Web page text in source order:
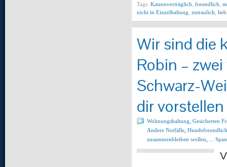
Tags: Katzenverträglich freundlich
nicht in Einzelhaltung zutraulich lieb
Wir sind die
Robin –
Schwarz-
dir
Wohnungshaltung Gesicherten
Andere Notfälle
zusammenbleiben wollen
...